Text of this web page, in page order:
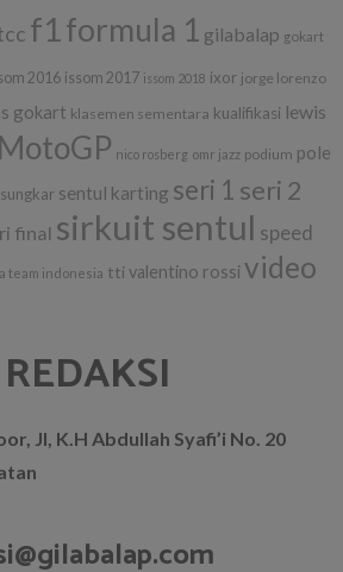
f1formula 1 gilabalap gokart
2016 issom 2017 issom 2018 ixor jorge lorenzo
gokart klasemen sementara kualifikasi lewis
MotoGP nico rosberg omr jazz podium pole
sentul karting seri 1 seri 2
final sirkuit sentul speed
team indonesia tti valentino rossi video
Jl, K.H Abdullah Syafi’i No. 20